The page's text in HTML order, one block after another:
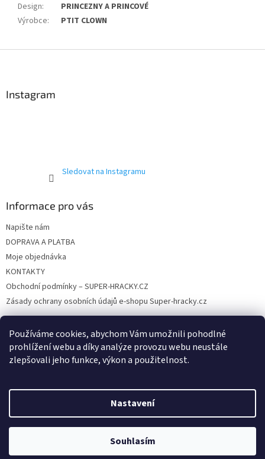
Používáme cookies, abychom Vám umožnili pohodlné
prohlížení webu a díky analýze provozu webu neustále
zlepšovali jeho funkce, výkon a použitelnost.
Nastavení
Souhlasím
Design:
PRINCEZNY A PRINCOVÉ
Výrobce: PTIT CLOWN
Instagram
Sledovat na Instagramu
Informace pro vás
Napište nám
DOPRAVA A PLATBA
Moje objednávka
KONTAKTY
Obchodní podmínky – SUPER-HRACKY.CZ
Zásady ochrany osobních údajů e-shopu Super-hracky.cz
Instagram
Vytvořil Shoptet
SUPER-HRACKY.CZ. Všechna práva vyhrazena.